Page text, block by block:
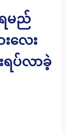
မည်
လေး
ပ်လာခဲ့